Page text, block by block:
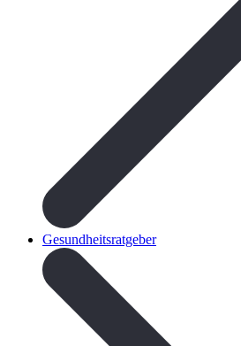
Gesundheitsratgeber